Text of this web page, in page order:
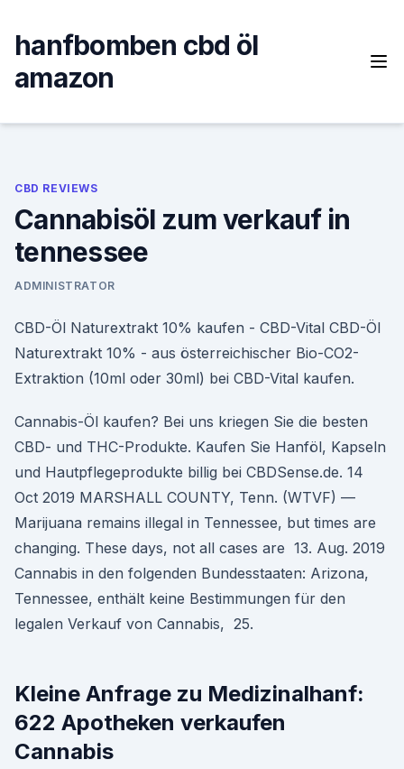
content
hanfbomben cbd öl
amazon
CBD REVIEWS
Cannabisöl zum verkauf in
tennessee
ADMINISTRATOR
CBD-Öl Naturextrakt 10% kaufen - CBD-Vital CBD-Öl
Naturextrakt 10% - aus österreichischer Bio-CO2-
Extraktion (10ml oder 30ml) bei CBD-Vital kaufen.
Cannabis-Öl kaufen? Bei uns kriegen Sie die besten
CBD- und THC-Produkte. Kaufen Sie Hanföl, Kapseln
und Hautpflegeprodukte billig bei CBDSense.de. 14
Oct 2019 MARSHALL COUNTY, Tenn. (WTVF) —
Marijuana remains illegal in Tennessee, but times are
changing. These days, not all cases are 13. Aug. 2019
Cannabis in den folgenden Bundesstaaten: Arizona,
Tennessee, enthält keine Bestimmungen für den
legalen Verkauf von Cannabis, 25.
Kleine Anfrage zu Medizinalhanf:
622 Apotheken verkaufen
Cannabis